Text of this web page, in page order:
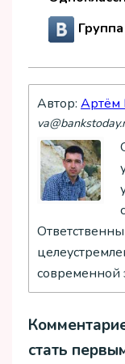
Автор: Артём
современной
стать